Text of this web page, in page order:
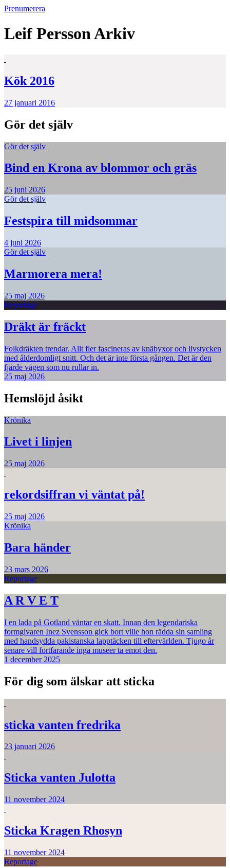
Prenumerera
Leif PerssonArkiv
Kök 2016
27 januari 2016
Gör det själv
Gör det själv
Bind en Krona av blommor och gräs
25 juni 2026
Gör det själv
Festspira till midsommar
4 juni 2026
Gör det själv
Marmorera mera!
25 maj 2026
Reportage
Dräkt är fräckt
Folkdräkten trendar. Allt fler fascineras av knäbyxor och livstycken
med ålderdomligt snitt. Och det är inte första gången. Det är den
fjärde vågen som nu rullar in.
25 maj 2026
Hemslöjd åsikt
Krönika
Livet i linjen
25 maj 2026
rekordsiffran vi väntat på!
25 maj 2026
Krönika
Bara händer
23 mars 2026
Reportage
A R V E T
I en lada på Gotland väntar en skatt. Innan den legendariska
formgivaren Inez Svensson gick bort ville hon rädda sin samling
med handsydda pakistanska lapptäcken till eftervärlden. Tjugo år
senare vill fortfarande inga museer ta emot den.
1 december 2025
För dig som älskar att sticka
sticka vanten fredrika
23 januari 2026
Sticka vanten Julotta
11 november 2024
Sticka Kragen Rhosyn
11 november 2024
Reportage